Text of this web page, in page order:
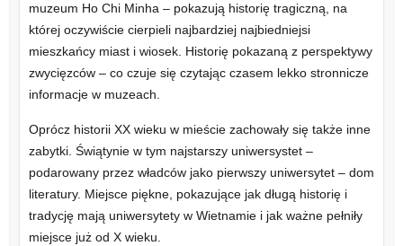
muzeum Ho Chi Minha – pokazują historię tragiczną, na
której oczywiście cierpieli najbardziej najbiedniejsi
mieszkańcy miast i wiosek. Historię pokazaną z perspektywy
zwycięzców – co czuje się czytając czasem lekko stronnicze
informacje w muzeach.
Oprócz historii XX wieku w mieście zachowały się także inne
zabytki. Świątynie w tym najstarszy uniwersystet –
podarowany przez władców jako pierwszy uniwersytet – dom
literatury. Miejsce piękne, pokazujące jak długą historię i
tradycję mają uniwersytety w Wietnamie i jak ważne pełniły
miejsce już od X wieku.